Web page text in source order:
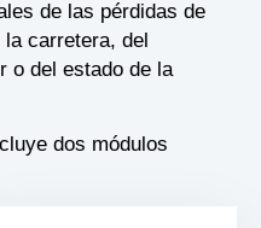
de las pérdidas de
la carretera, del
o del estado de la
dos módulos